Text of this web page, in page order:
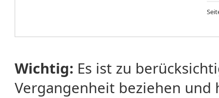
Wichtig: Es ist zu
Vergangenheit beziehen